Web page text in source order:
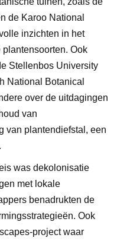
de Karoo National
inzichten in het
Ook
Stellenbos University
National Botanical
over de uitdagingen
van
van plantendiefstal, een
was dekolonisatie
met lokale
benadrukten de
Ook
project waar